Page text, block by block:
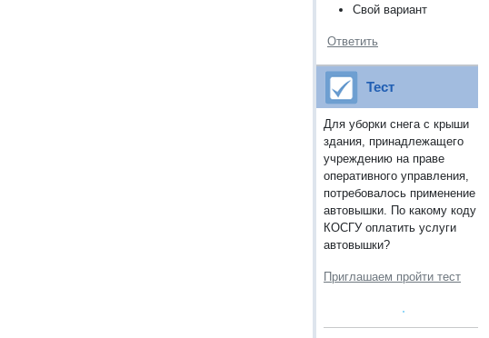
Свой вариант
Ответить
Тест
Для уборки снега с крыши
здания, принадлежащего
учреждению на праве
оперативного управления,
потребовалось применение
автовышки. По какому коду
КОСГУ оплатить услуги
автовышки?
Приглашаем пройти тест